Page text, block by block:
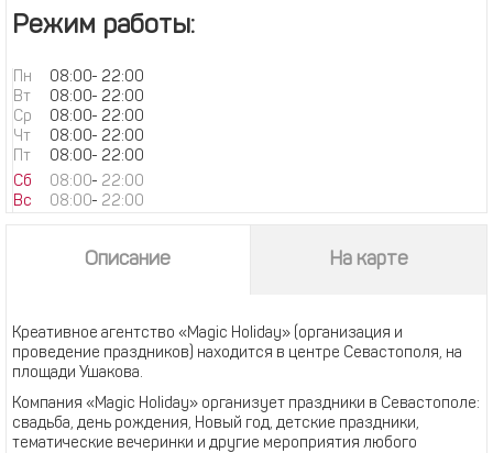
Режим работы:
Пн 08:00- 22:00
Вт
08:00- 22:00
Ср
08:00- 22:00
Чт
08:00- 22:00
Пт
08:00- 22:00
Сб
08:00- 22:00
Вс
08:00- 22:00
Описание На карте
Креативное агентство «Magic Holiday» (организация и
проведение праздников) находится в центре Севастополя, на
площади Ушакова.
Компания «Magic Holiday» организует праздники в Севастополе:
свадьба, день рождения, Новый год, детские праздники,
тематические вечеринки и другие мероприятия любого